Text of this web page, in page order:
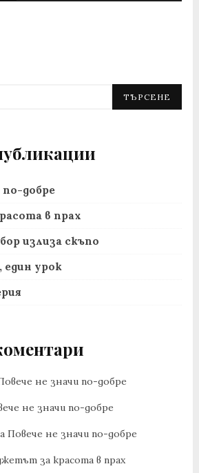
ТЪРСЕНЕ
по-добре
в прах
излиза скъпо
урок
не значи по-добре
не значи по-добре
Повече не значи по-добре
за красота в прах